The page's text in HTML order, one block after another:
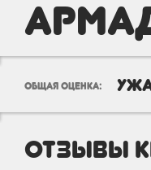
общая оценка:
отзывы